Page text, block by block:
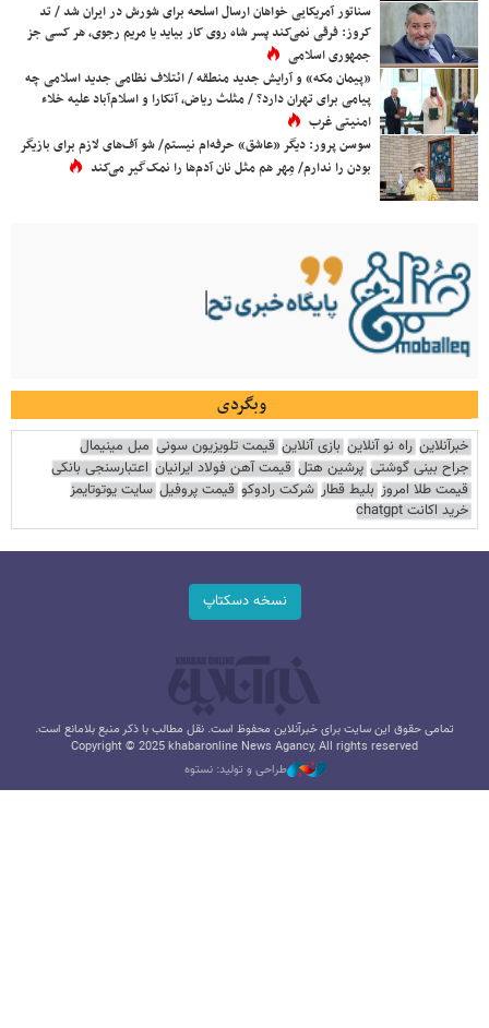
سناتور آمریکایی خواهان ارسال اسلحه برای شورش در ایران شد / تد
کروز: فرقی نمی‌کند پسر شاه روی کار بیاید یا مریم رجوی، هر کسی جز
جمهوری اسلامی
«پیمان مکه» و آرایش جدید منطقه / ائتلاف نظامی جدید اسلامی چه
پیامی برای تهران دارد؟ / مثلث ریاض، آنکارا و اسلام‌آباد علیه خلاء
امنیتی غرب
سوسن پرور: دیگر «عاشق» حرفه‌ام نیستم/ شو آف‌های لازم برای بازیگر
بودن را ندارم/ مِهر هم مثل نان آدم‌ها را نمک‌گیر می‌کند
وبگردی
خبرآنلاین راه نو آنلاین بازی آنلاین قیمت تلویزیون سونی مبل مینیمال
جراح بینی گوشتی پرشین هتل قیمت آهن فولاد ایرانیان اعتبارسنجی بانکی
قیمت طلا امروز بلیط قطار شرکت رادوکو قیمت پروفیل سایت یوتوتایمز
خرید اکانت chatgpt
نسخه دسکتاپ
تمامی حقوق این سایت برای خبرآنلاین محفوظ است. نقل مطالب با ذکر منبع بلامانع است.
Copyright © 2025 khabaronline News Agancy, All rights reserved
طراحی و تولید: نستوه